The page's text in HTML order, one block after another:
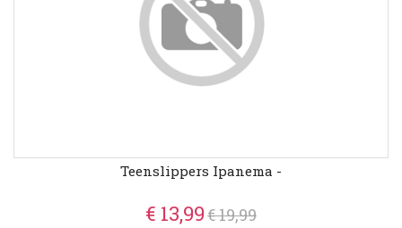
Teenslippers Ipanema -
€ 13,99€ 19,99